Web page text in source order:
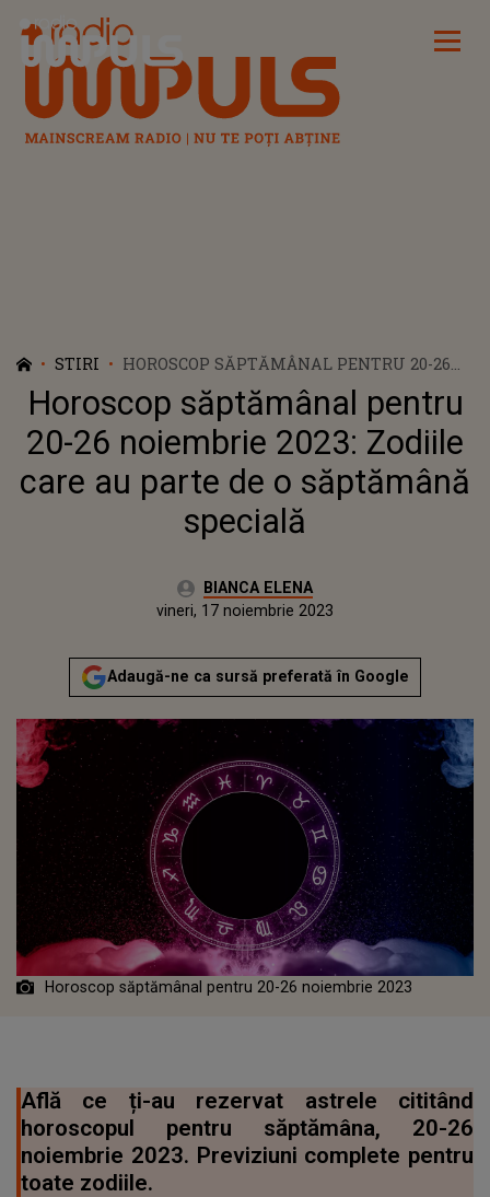
Radio Impuls
STIRI
HOROSCOP SĂPTĂMÂNAL PENTRU 20-26
NOIEMBRIE 2023: ZODIILE CARE AU PARTE
DE O SĂPTĂMÂNĂ SPECIALĂ
Horoscop săptămânal pentru
20-26 noiembrie 2023: Zodiile
care au parte de o săptămână
specială
Autor:BIANCA ELENA
Publicat:
vineri, 17 noiembrie 2023
Adaugă-ne ca sursă preferată în Google
Horoscop săptămânal pentru 20-26 noiembrie 2023
Află ce ți-au rezervat astrele cititând
horoscopul pentru săptămâna, 20-26
noiembrie 2023. Previziuni complete pentru
toate zodiile.